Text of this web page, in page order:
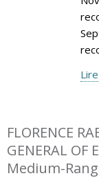
FLORENCE
GENERAL
Medium-